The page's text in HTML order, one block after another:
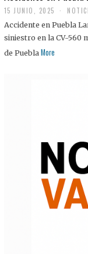
15 JUNIO, 2025
Accidente en Puebla
siniestro en la CV-560
de Puebla More